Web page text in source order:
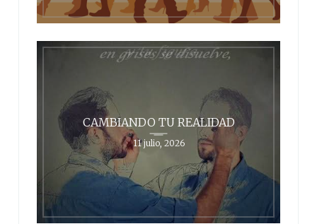
CAMBIANDO TU REALIDAD
11 julio, 2026